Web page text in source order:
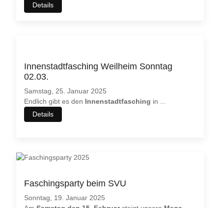
Details
Innenstadtfasching Weilheim Sonntag
02.03.
Samstag, 25. Januar 2025
Endlich gibt es den Innenstadtfasching in
Details
Faschingsparty beim SVU
Sonntag, 19. Januar 2025